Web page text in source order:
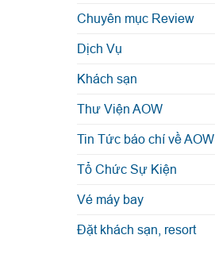
Chuyên mục Review
Dịch Vụ
Khách sạn
Thư Viện AOW
Tin Tức báo chí về AOW
Tổ Chức Sự Kiện
Vé máy bay
Đặt khách sạn, resort